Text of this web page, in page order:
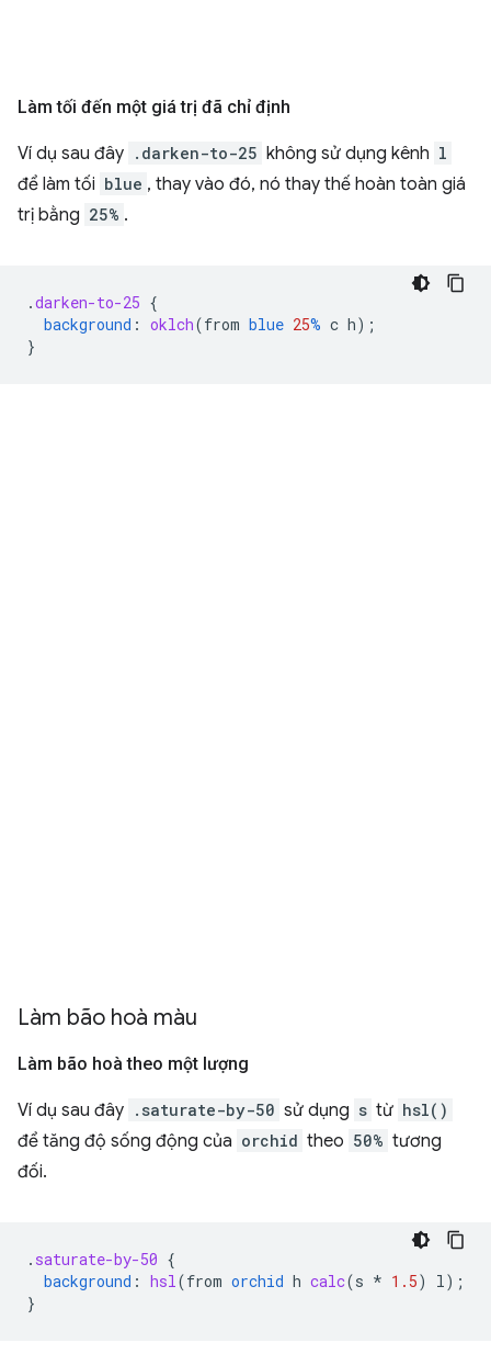
Làm tối đến một giá trị đã chỉ định
Ví dụ sau đây .darken-to-25 không sử dụng kênh l
để làm tối blue , thay vào đó, nó thay thế hoàn toàn giá
trị bằng 25% .
.darken-to-25 {
background : oklch(from blue 25% c h);
}
Làm bão hoà màu
Làm bão hoà theo một lượng
Ví dụ sau đây .saturate-by-50 sử dụng s từ hsl()
để tăng độ sống động của orchid theo 50% tương
đối.
. saturate-by-50 {
background : hsl (from orchid h calc(s * 1.5) l );
}